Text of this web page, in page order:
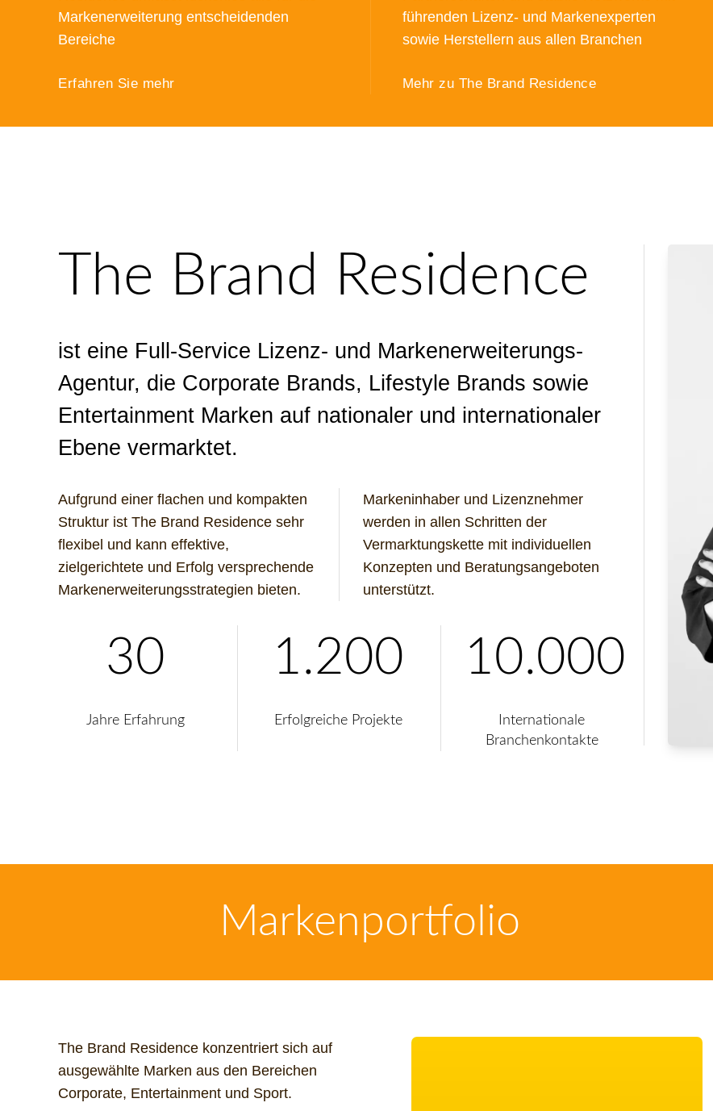
Markenerweiterung entscheidenden
Bereiche
Erfahren Sie mehr
führenden Lizenz- und Markenexperten
sowie Herstellern aus allen Branchen
Mehr zu The Brand Residence
The Brand Residence
ist eine Full-Service Lizenz- und Markenerweiterungs-
Agentur, die Corporate Brands, Lifestyle Brands sowie
Entertainment Marken auf nationaler und internationaler
Ebene vermarktet.
Aufgrund einer flachen und kompakten
Struktur ist The Brand Residence sehr
flexibel und kann effektive,
zielgerichtete und Erfolg versprechende
Markenerweiterungsstrategien bieten.
Markeninhaber und Lizenznehmer
werden in allen Schritten der
Vermarktungskette mit individuellen
Konzepten und Beratungsangeboten
unterstützt.
30
Jahre Erfahrung
1.200
Erfolgreiche Projekte
10.000
Internationale
Branchenkontakte
Markenportfolio
The Brand Residence konzentriert sich auf
ausgewählte Marken aus den Bereichen
Corporate, Entertainment und Sport.